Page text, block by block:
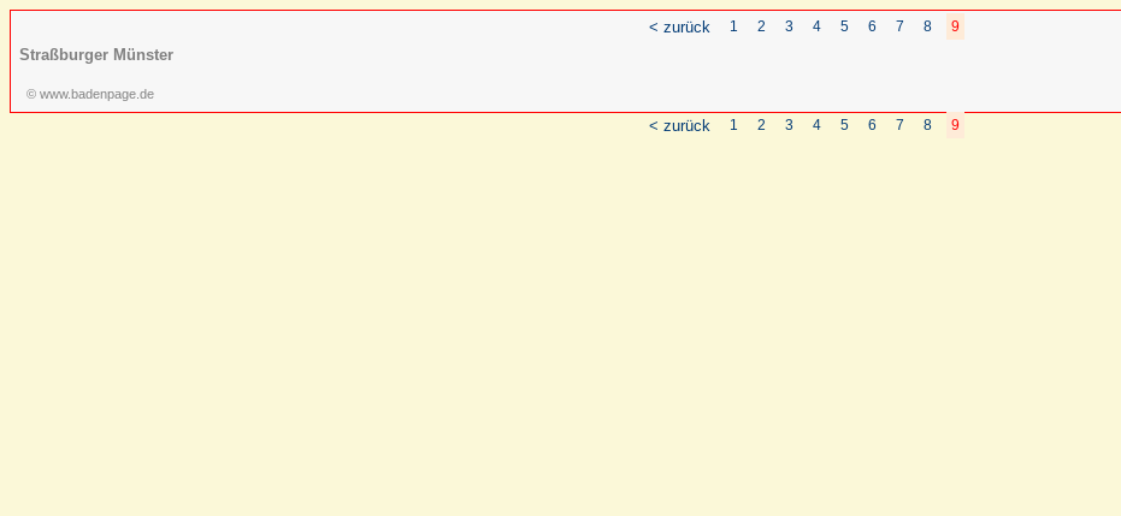
< zurück 1 2 3 4 5 6 7 8 9
Straßburger Münster
© www.badenpage.de
< zurück 1 2 3 4 5 6 7 8 9